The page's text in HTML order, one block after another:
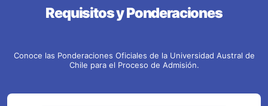
Requisitos y Ponderaciones
Conoce las Ponderaciones Oficiales de la Universidad Austral de
Chile para el Proceso de Admisión.